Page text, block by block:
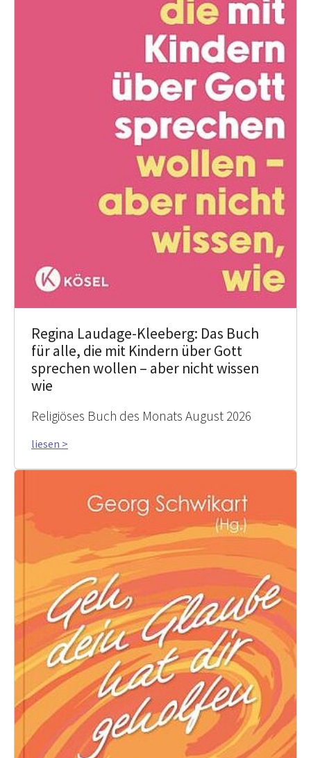
Regina Laudage-Kleeberg: Das Buch
für alle, die mit Kindern über Gott
sprechen wollen – aber nicht wissen
wie
Religiöses Buch des Monats August 2026
liesen >